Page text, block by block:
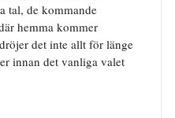
tal, de kommande
hemma kommer
det inte allt för länge
innan det vanliga valet